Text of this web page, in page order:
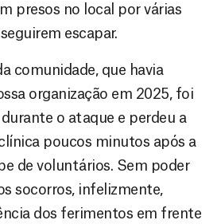
presos no local por várias
escapar.
comunidade, que havia
organização em 2025, foi
o ataque e perdeu a
poucos minutos após a
de voluntários. Sem poder
socorros, infelizmente,
dos ferimentos em frente